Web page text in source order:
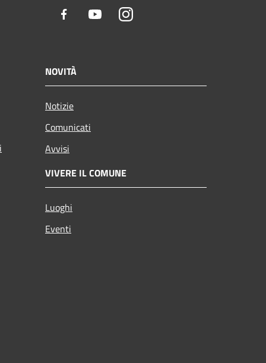
Facebook YoutubeInstagram
NOVITÀ
Notizie
Comunicati
Avvisi
VIVERE IL COMUNE
Luoghi
Eventi